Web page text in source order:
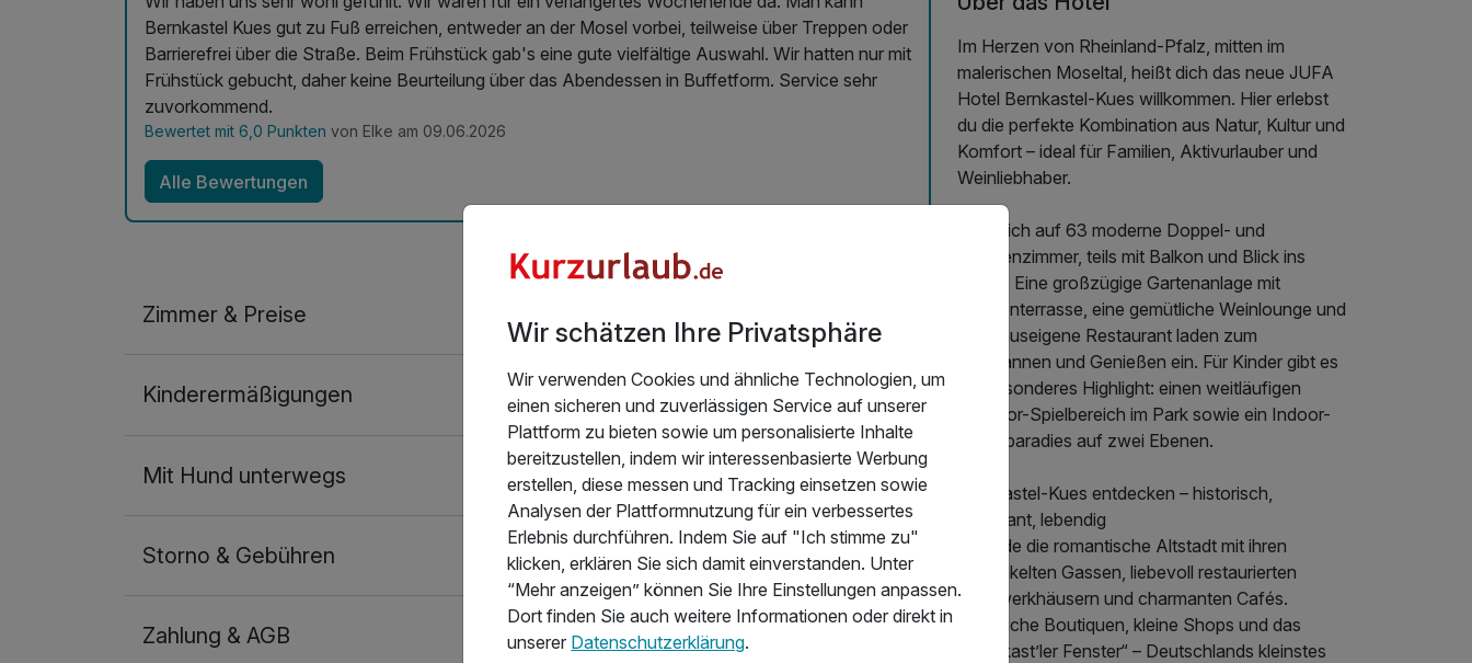
Bernkastel Kues gut zu Fuß erreichen, entweder an der Mosel vorbei, teilweise über Treppen oder
Barrierefrei über die Straße. Beim Frühstück gab's eine gute vielfältige Auswahl. Wir hatten nur mit
Frühstück gebucht, daher keine Beurteilung über das Abendessen in Buffetform. Service sehr
zuvorkommend.
Bewertet mit 6,0 Punkten von Elke am 09.06.2026
Alle Bewertungen
Zimmer & Preise
2 Erwachsene
Für 6 Tage p.P. ab335,00 €
Kinderermäßigungen
Mit Hund unterwegs
Storno & Gebühren
Zahlung & AGB
Im Herzen von Rheinland-Pfalz, mitten im
malerischen Moseltal, heißt dich das neue JUFA
Hotel Bernkastel-Kues willkommen. Hier erlebst
du die perfekte Kombination aus Natur, Kultur und
Komfort – ideal für Familien, Aktivurlauber und
Weinliebhaber.
Freu dich auf 63 moderne Doppel- und
Familienzimmer, teils mit Balkon und Blick ins
Grüne. Eine großzügige Gartenanlage mit
Sonnenterrasse, eine gemütliche Weinlounge und
das hauseigene Restaurant laden zum
Entspannen und Genießen ein. Für Kinder gibt es
ein besonderes Highlight: einen weitläufigen
Outdoor-Spielbereich im Park sowie ein Indoor-
Spieleparadies auf zwei Ebenen.
Bernkastel-Kues entdecken – historisch,
charmant, lebendig
Erkunde die romantische Altstadt mit ihren
verwinkelten Gassen, liebevoll restaurierten
Fachwerkhäusern und charmanten Cafés.
Zahlreiche Boutiquen, kleine Shops und das
„Bernkast’ler Fenster“ – Deutschlands kleinstes
Wir schätzen Ihre Privatsphäre
Wir verwenden Cookies und ähnliche Technologien, um
einen sicheren und zuverlässigen Service auf unserer
Plattform zu bieten sowie um personalisierte Inhalte
bereitzustellen, indem wir interessenbasierte Werbung
erstellen, diese messen und Tracking einsetzen sowie
Analysen der Plattformnutzung für ein verbessertes
Erlebnis durchführen. Indem Sie auf "Ich stimme zu"
klicken, erklären Sie sich damit einverstanden. Unter
“Mehr anzeigen” können Sie Ihre Einstellungen anpassen.
Dort finden Sie auch weitere Informationen oder direkt in
unserer Datenschutzerklärung.